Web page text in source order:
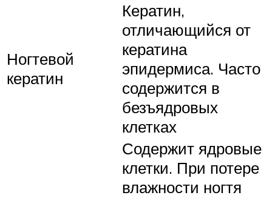
Ногтевой
кератин
Кератин,
отличающийся от
кератина
эпидермиса. Часто
содержится в
безъядровых
клетках
Содержит ядровые
клетки. При потере
влажности ногтя